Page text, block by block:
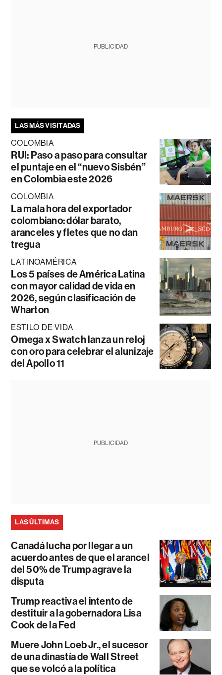
PUBLICIDAD
LAS MÁS VISITADAS
COLOMBIA
RUI: Paso a paso para consultar
el puntaje en el “nuevo Sisbén”
en Colombia este 2026
COLOMBIA
La mala hora del exportador
colombiano: dólar barato,
aranceles y fletes que no dan
tregua
LATINOAMÉRICA
Los 5 países de América Latina
con mayor calidad de vida en
2026, según clasificación de
Wharton
ESTILO DE VIDA
Omega x Swatch lanza un reloj
con oro para celebrar el alunizaje
del Apollo 11
PUBLICIDAD
LAS ÚLTIMAS
Canadá lucha por llegar a un
acuerdo antes de que el arancel
del 50% de Trump agrave la
disputa
Trump reactiva el intento de
destituir a la gobernadora Lisa
Cook de la Fed
Muere John Loeb Jr., el sucesor
de una dinastía de Wall Street
que se volcó a la política